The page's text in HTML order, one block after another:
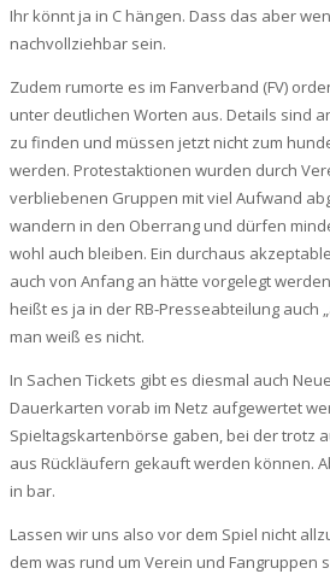
Ihr könnt ja in C hängen. Dass das aber
nachvollziehbar sein.
Zudem rumorte es im Fanverband (FV)
unter deutlichen Worten aus. Details sind
zu finden und müssen jetzt nicht zum
werden. Protestaktionen wurden durch
verbliebenen Gruppen mit viel Aufwand
wandern in den Oberrang und dürfen
wohl auch bleiben. Ein durchaus
auch von Anfang an hätte vorgelegt
heißt es ja in der RB-Presseabteilung auch
man weiß es nicht.
In Sachen Tickets gibt es diesmal auch
Dauerkarten vorab im Netz aufgewertet
Spieltagskartenbörse gaben, bei der trotz
aus Rückläufern gekauft werden können.
in bar.
Lassen wir uns also vor dem Spiel nicht
dem was rund um Verein und Fangruppen